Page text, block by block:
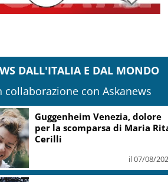
DALL'ITALIA E DAL MONDO
collaborazione con Askanews
Guggenheim Venezia, dolore
per la scomparsa di Maria
Cerilli
il 07/08/